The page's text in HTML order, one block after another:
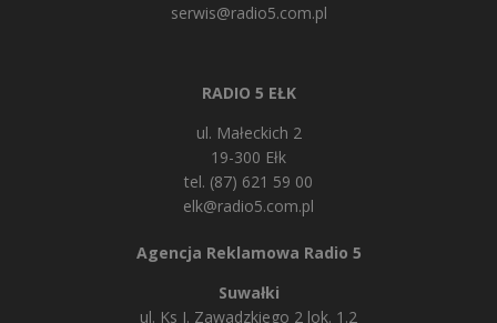
serwis@radio5.com.pl
RADIO 5 EŁK
ul. Małeckich 2
19-300 Ełk
tel. (87) 621 59 00
elk@radio5.com.pl
Agencja Reklamowa Radio 5
Suwałki
ul. Ks J. Zawadzkiego 2 lok. 1.2